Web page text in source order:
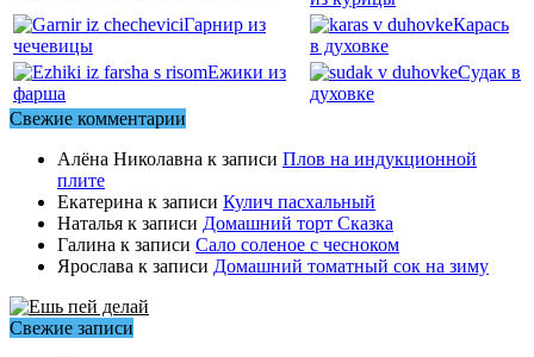
Гарнир из
чечевицы
Карась
в духовке
Ежики из
фарша
Судак в
духовке
Свежие комментарии
Алёна Николавна к записи Плов на индукционной
плите
Екатерина к записи Кулич пасхальный
Наталья к записи Домашний торт Сказка
Галина к записи Сало соленое с чесноком
Ярослава к записи Домашний томатный сок на зиму
Свежие записи